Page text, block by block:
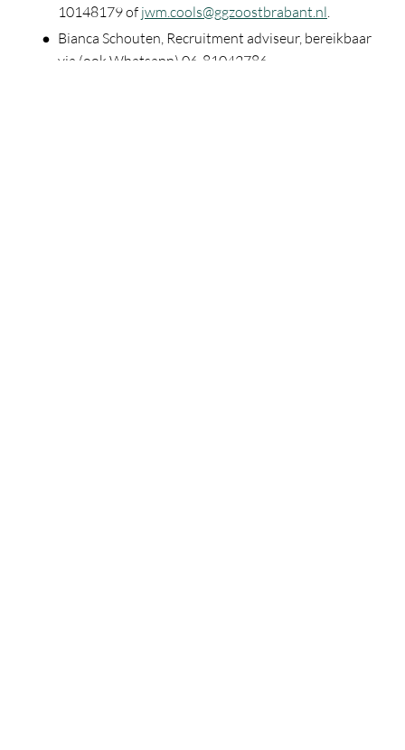
10148179 of jwm.cools@ggzoostbrabant.nl.
Bianca Schouten, Recruitment adviseur, bereikbaar
via (ook Whatsapp) 06-81042786,